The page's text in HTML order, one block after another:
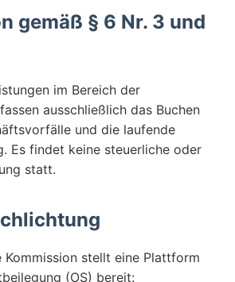
gemäß § 6 Nr. 3 und
im Bereich der
ausschließlich das Buchen
und die laufende
Es findet keine steuerliche oder
statt.
Kommission stellt eine Plattform
(OS) bereit: